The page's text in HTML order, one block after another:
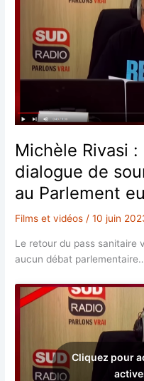
Michèle Rivasi :
dialogue de
au Parlement
Films et vidéos /10 juin
Le retour du pass sanitaire
aucun débat
Cliquez pour